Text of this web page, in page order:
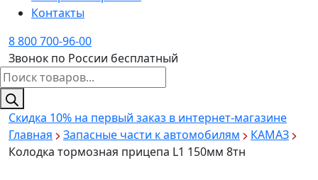
Контакты
8 800 700-96-00
Звонок по России бесплатный
Поиск
товаров
Скидка 10% на первый заказ в интернет-магазине
Главная
Запасные части к автомобилям
КАМАЗ
Колодка тормозная прицепа L1 150мм 8тн